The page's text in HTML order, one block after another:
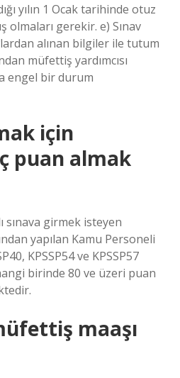
yılın 1 Ocak tarihinde otuz
olmaları gerekir. e) Sınav
alınan bilgiler ile tutum
müfettiş yardımcısı
engel bir durum
için
puan almak
sınava girmek isteyen
yapılan Kamu Personeli
KPSSP54 ve KPSSP57
birinde 80 ve üzeri puan
maaşı